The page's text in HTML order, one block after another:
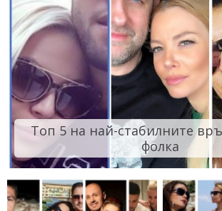
Топ 5 на най-стабилните
фолка